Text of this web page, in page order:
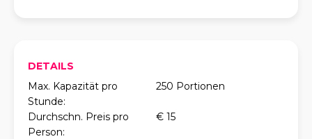
DETAILS
Max. Kapazität pro
Stunde:
250 Portionen
Durchschn. Preis pro
Person:
€ 15